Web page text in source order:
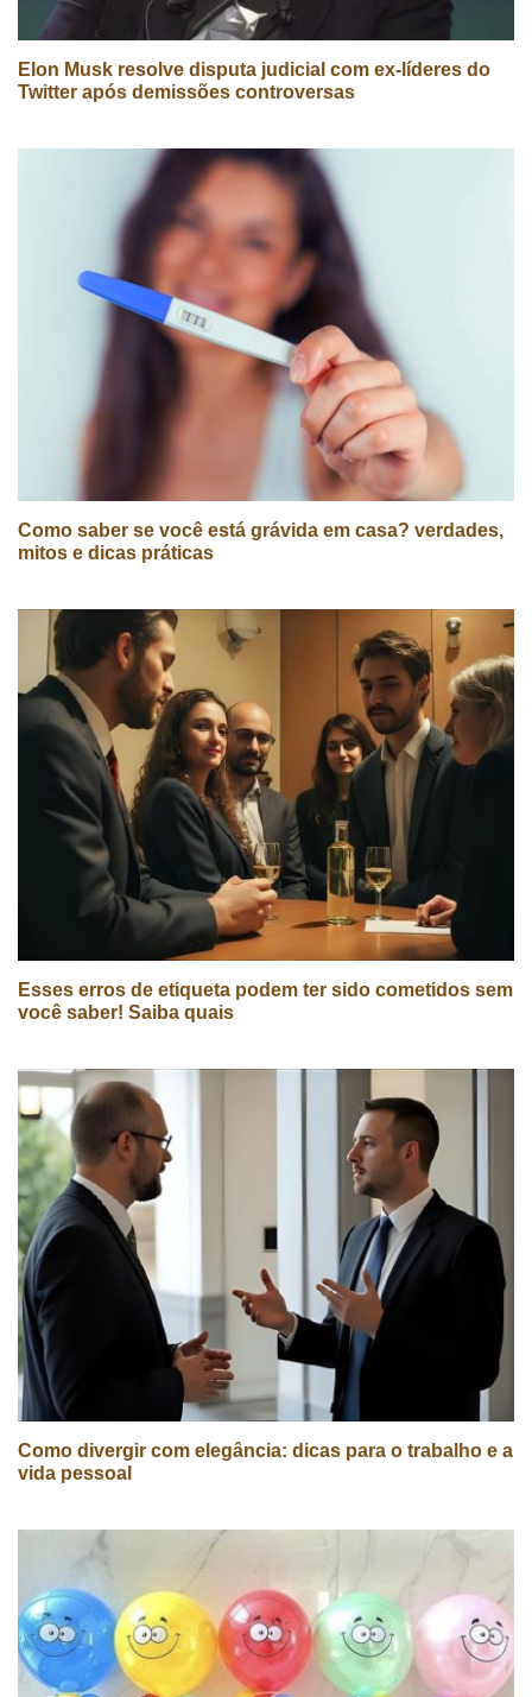
Elon Musk resolve disputa judicial com ex-líderes do
Twitter após demissões controversas
Como saber se você está grávida em casa? verdades,
mitos e dicas práticas
Esses erros de etiqueta podem ter sido cometidos sem
você saber! Saiba quais
Como divergir com elegância: dicas para o trabalho e a
vida pessoal